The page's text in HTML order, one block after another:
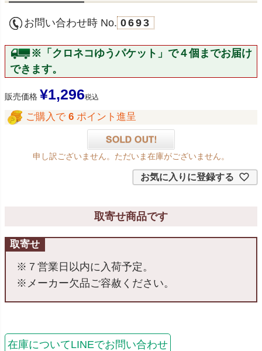
お問い合わせ時 No. 0693
※「クロネコゆうパケット」で４個までお届け
できます。
販売価格 ¥1,296税込
ご購入で 6 ポイント進呈
申し訳ございません。ただいま在庫がございません。
お気に入りに登録する
取寄せ商品です
取寄せ
※７営業日以内に入荷予定。
※メーカー欠品ご容赦ください。
在庫についてLINEでお問い合わせ